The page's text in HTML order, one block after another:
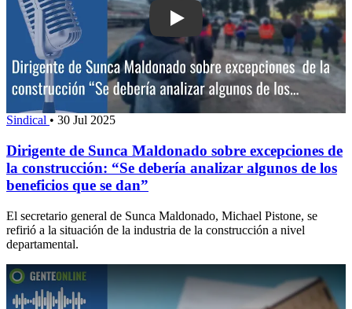
Sindical • 30 Jul 2025
Dirigente de Sunca Maldonado sobre excepciones de
la construcción: “Se debería analizar algunos de los
beneficios que se dan”
El secretario general de Sunca Maldonado, Michael Pistone, se
refirió a la situación de la industria de la construcción a nivel
departamental.